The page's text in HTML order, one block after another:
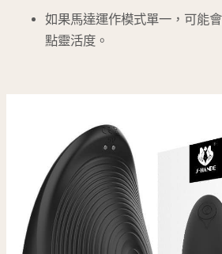
如果馬達運作模式單一，可能
點靈活度。